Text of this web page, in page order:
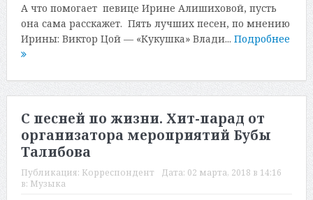
А что помогает певице Ирине Алишиховой, пусть
она сама расскажет. Пять лучших песен, по мнению
Ирины: Виктор Цой — «Кукушка» Влади... Подробнее
С песней по жизни. Хит-парад от
организатора мероприятий Бубы
Талибова
Публикация: Корреспондент Дата: 02 марта, 2018 в 14:16
в: Музыка